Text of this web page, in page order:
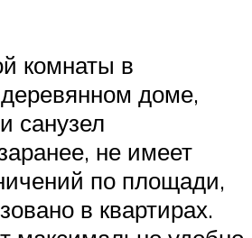
комнаты в
доме,
санузел
не имеет
по площади,
в квартирах.